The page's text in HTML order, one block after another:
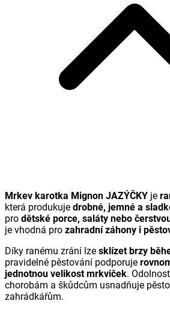
Mrkev karotka Mignon JAZÝČKY je
která produkuje drobné, jemné a
pro dětské porce, saláty nebo
je vhodná pro zahradní záhony i
Díky ranému zrání lze sklízet brzy
pravidelné pěstování podporuje
jednotnou velikost mrkviček.
chorobám a škůdcům usnadňuje
zahrádkářům.